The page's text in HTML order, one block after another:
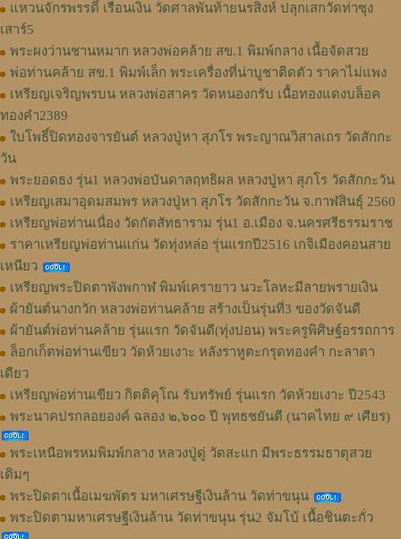
แหวนจักรพรรดิ์ เรือนเงิน วัดศาลพันท้ายนรสิงห์ ปลุกเสกวัดท่าซุง
เสาร์5
พระผงว่านชานหมาก หลวงพ่อคล้าย สข.1 พิมพ์กลาง เนื้อจัดสวย
พ่อท่านคล้าย สข.1 พิมพ์เล็ก พระเครื่องที่น่าบูชาติดตัว ราคาไม่แพง
เหรียญเจริญพรบน หลวงพ่อสาคร วัดหนองกรับ เนื้อทองแดงบล็อค
ทองคำ2389
ใบโพธิ์ปิดทองจารยันต์ หลวงปู่หา สุภโร พระญาณวิสาลเถร วัดสักกะ
วัน
พระยอดธง รุ่น1 หลวงพ่อบันดาลฤทธิผล หลวงปู่หา สุภโร วัดสักกะวัน
เหรียญเสมาอุดมสมพร หลวงปู่หา สุภโร วัดสักกะวัน จ.กาฬสินธุ์ 2560
เหรียญพ่อท่านเนื่อง วัดกัตสัทธาราม รุ่น1 อ.เมือง จ.นครศรีธรรมราช
ราคาเหรียญพ่อท่านแก่น วัดทุ่งหล่อ รุ่นแรกปี2516 เกจิเมืองคอนสาย
เหนียว
เหรียญพระปิดตาพังพกาฬ พิมพ์เครายาว นวะโลหะมีลายพรายเงิน
ผ้ายันต์นางกวัก หลวงพ่อท่านคล้าย สร้างเป็นรุ่นที่3 ของวัดจันดี
ผ้ายันต์พ่อท่านคล้าย รุ่นแรก วัดจันดี(ทุ่งปอน) พระครูพิศิษฐ์อรรถการ
ล็อกเก็ตพ่อท่านเขียว วัดห้วยเงาะ หลังราหูตะกรุดทองคำ กะลาตา
เดียว
เหรียญพ่อท่านเขียว กิตติคุโณ รับทรัพย์ รุ่นแรก วัดห้วยเงาะ ปี2543
พระนาคปรกลอยองค์ ฉลอง ๒,๖๐๐ ปี พุทธชยันตี (นาคไทย ๙ เศียร)
พระเหนือพรหมพิมพ์กลาง หลวงปู่ดู่ วัดสะแก มีพระธรรมธาตุสวย
เดิมๆ
พระปิดตาเนื้อเมฆพัตร มหาเศรษฐีเงินล้าน วัดท่าขนุน
พระปิดตามหาเศรษฐีเงินล้าน วัดท่าขนุน รุ่น2 จัมโบ้ เนื้อชินตะกั่ว